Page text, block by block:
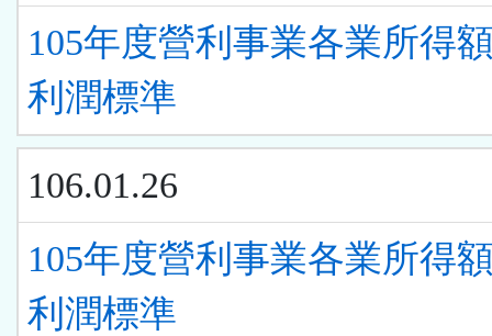
105年度營利事業各業所得
利潤標準
106.01.26
105年度營利事業各業所得
利潤標準